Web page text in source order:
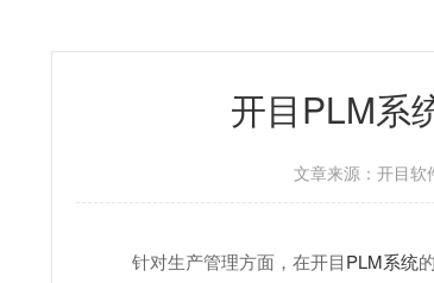
开目PLM系
文章来源： 开目软
针对生产管理方面，在开目PLM系统